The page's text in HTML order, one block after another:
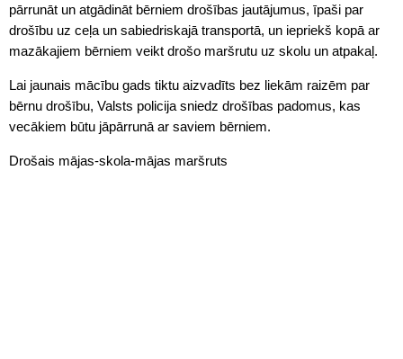
pārrunāt un atgādināt bērniem drošības jautājumus, īpaši par
drošību uz ceļa un sabiedriskajā transportā, un iepriekš kopā ar
mazākajiem bērniem veikt drošo maršrutu uz skolu un atpakaļ.
Lai jaunais mācību gads tiktu aizvadīts bez liekām raizēm par
bērnu drošību, Valsts policija sniedz drošības padomus, kas
vecākiem būtu jāpārrunā ar saviem bērniem.
Drošais mājas-skola-mājas maršruts